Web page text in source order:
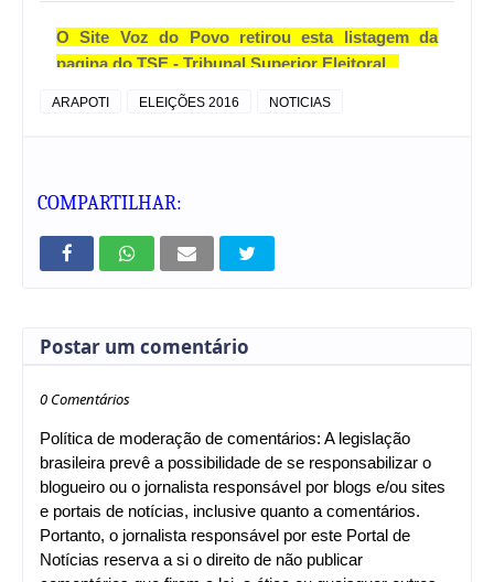
O Site Voz do Povo retirou esta listagem da
pagina do TSE - Tribunal Superior Eleitoral.
O Site VOZ DO POVO ARAPOTI não se
ARAPOTI ELEIÇÕES 2016 NOTICIAS
COMPARTILHAR:
Postar um comentário
0 Comentários
Política de moderação de comentários: A legislação
brasileira prevê a possibilidade de se responsabilizar o
blogueiro ou o jornalista responsável por blogs e/ou sites
e portais de notícias, inclusive quanto a comentários.
Portanto, o jornalista responsável por este Portal de
Notícias reserva a si o direito de não publicar